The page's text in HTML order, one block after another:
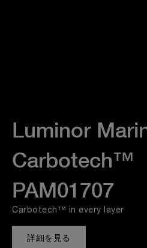
Luminor
Carbotech™
PAM01707
Carbotech™ in every layer
詳細を見る